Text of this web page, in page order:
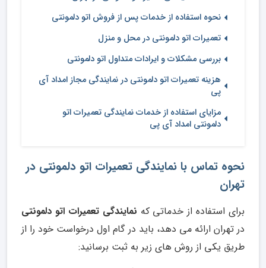
نحوه استفاده از خدمات پس از فروش اتو دلمونتی
تعمیرات اتو دلمونتی در محل و منزل
بررسی مشکلات و ایرادات متداول اتو دلمونتی
هزینه تعمیرات اتو دلمونتی در نمایندگی مجاز امداد آی
پی
مزایای استفاده از خدمات نمایندگی تعمیرات اتو
دلمونتی امداد آی پی
نحوه تماس با نمایندگی تعمیرات اتو دلمونتی در
تهران
برای استفاده از خدماتی که نمایندگی تعمیرات اتو دلمونتی
در تهران ارائه می دهد، باید در گام اول درخواست خود را از
طریق یکی از روش های زیر به ثبت برسانید: